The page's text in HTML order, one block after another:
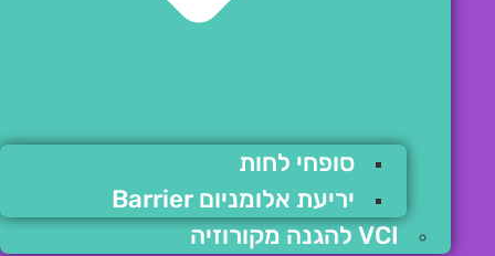
סופחי לחות
יריעת אלומניום Barrier
VCI להגנה מקורוזיה